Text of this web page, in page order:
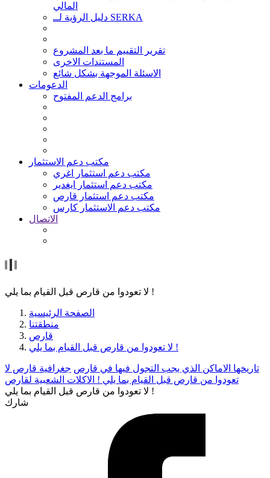
المالي
دليل الرؤية لــ SERKA
تقرير التقييم ما بعد المشروع
المستندات الاخرى
الاسئلة الموجهة بشكل شائع
الدعومات
برامج الدعم المفتوح
مكتب دعم الاستثمار
مكتب دعم استثمار اغري
مكتب دعم استثمار ايغدير
مكتب دعم استثمار قارص
مكتب دعم الاستثمار كارس
الاتصال
لا تعودوا من قارص قبل القيام بما يلي !
الصفحة الرئيسية
منطقتنا
قارص
لا تعودوا من قارص قبل القيام بما يلي !
تاريخها الاماكن الذي يجب التجول فيها في قارص جغرافية قارص لا
تعودوا من قارص قبل القيام بما يلي ! الاكلات الشعبية لقارص
لا تعودوا من قارص قبل القيام بما يلي !
شارك